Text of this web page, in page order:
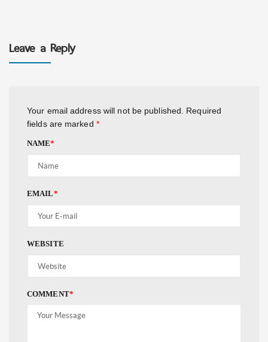
Leave a Reply
Your email address will not be published.
Required
fields are marked *
NAME*
EMAIL*
WEBSITE
COMMENT*